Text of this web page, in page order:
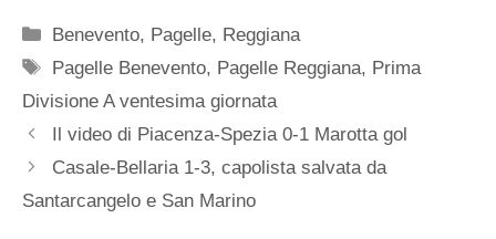
Categorie
Benevento, Pagelle, Reggiana
Tag
Pagelle Benevento, Pagelle Reggiana, Prima
Divisione A ventesima giornata
Il video di Piacenza-Spezia 0-1 Marotta gol
Casale-Bellaria 1-3, capolista salvata da
Santarcangelo e San Marino